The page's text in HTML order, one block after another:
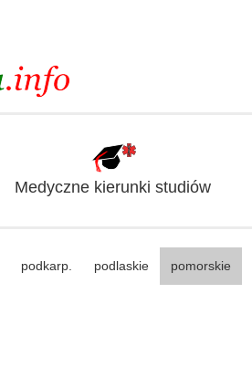
Medyczne kierunki studiów
podkarp. podlaskie pomorskie